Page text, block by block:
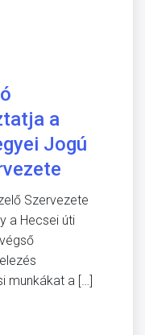
a
Jogú
Szervezete
a Hecsei úti
munkákat a […]